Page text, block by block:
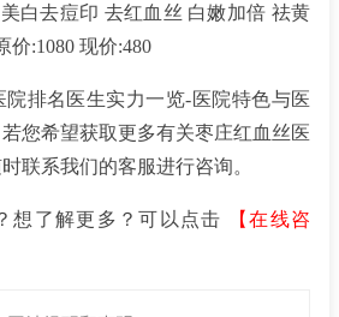
美白去痘印 去红血丝 白嫩加倍 祛黄
价:1080 现价:480
院排名医生实力一览-医院特色与医
您希望获取更多有关枣庄红血丝医
联系我们的客服进行咨询。
想了解更多？可以点击
【在线咨